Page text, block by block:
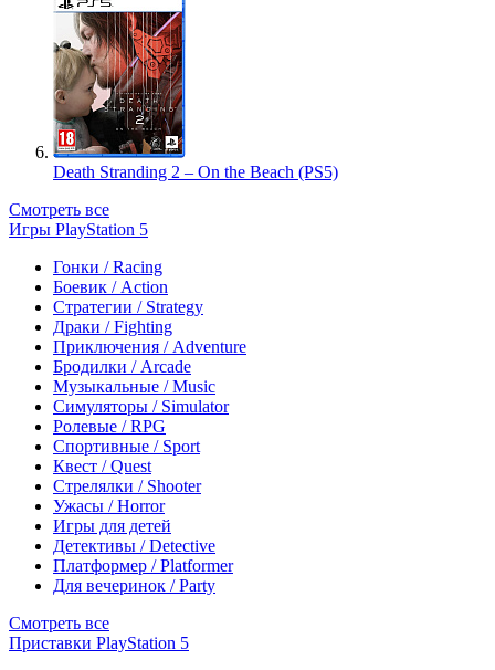
Death Stranding 2 – On the Beach (PS5)
Смотреть все
Игры PlayStation 5
Гонки / Racing
Боевик / Action
Стратегии / Strategy
Драки / Fighting
Приключения / Adventure
Бродилки / Arcade
Музыкальные / Music
Симуляторы / Simulator
Ролевые / RPG
Спортивные / Sport
Квест / Quest
Стрелялки / Shooter
Ужасы / Horror
Игры для детей
Детективы / Detective
Платформер / Platformer
Для вечеринок / Party
Смотреть все
Приставки PlayStation 5